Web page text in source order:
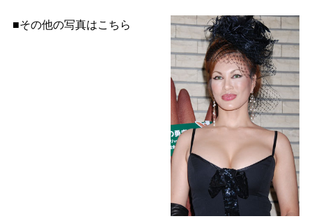
■その他の写真はこちら